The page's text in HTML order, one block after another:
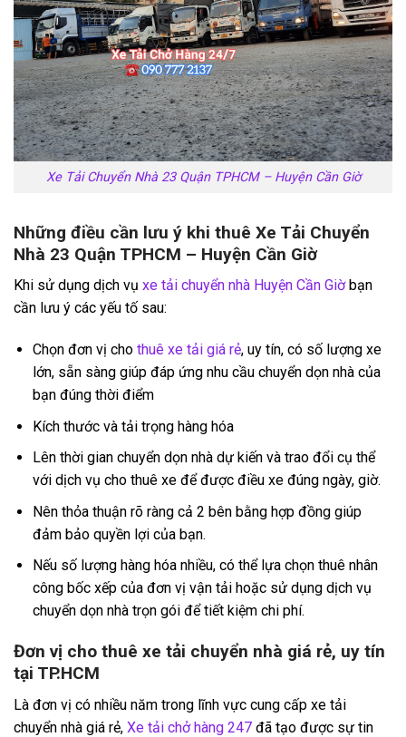
Xe Tải Chuyển Nhà 23 Quận TPHCM – Huyện Cần Giờ
Những điều cần lưu ý khi thuê Xe Tải Chuyển
Nhà 23 Quận TPHCM – Huyện Cần Giờ
Khi sử dụng dịch vụ xe tải chuyển nhà Huyện Cần Giờbạn
cần lưu ý các yếu tố sau:
Chọn đơn vị cho thuê xe tải giá rẻ, uy tín, có số lượng xe
lớn, sẵn sàng giúp đáp ứng nhu cầu chuyển dọn nhà của
bạn đúng thời điểm
Kích thước và tải trọng hàng hóa
Lên thời gian chuyển dọn nhà dự kiến và trao đổi cụ thể
với dịch vụ cho thuê xe để được điều xe đúng ngày, giờ.
Nên thỏa thuận rõ ràng cả 2 bên bằng hợp đồng giúp
đảm bảo quyền lợi của bạn.
Nếu số lượng hàng hóa nhiều, có thể lựa chọn thuê nhân
công bốc xếp của đơn vị vận tải hoặc sử dụng dịch vụ
chuyển dọn nhà trọn gói để tiết kiệm chi phí.
Đơn vị cho thuê xe tải chuyển nhà giá rẻ, uy tín
tại TP.HCM
Là đơn vị có nhiều năm trong lĩnh vực cung cấp xe tải
chuyển nhà giá rẻ, Xe tải chở hàng 247 đã tạo được sự tin